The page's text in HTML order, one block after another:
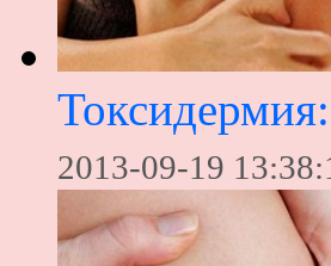
2013-09-19